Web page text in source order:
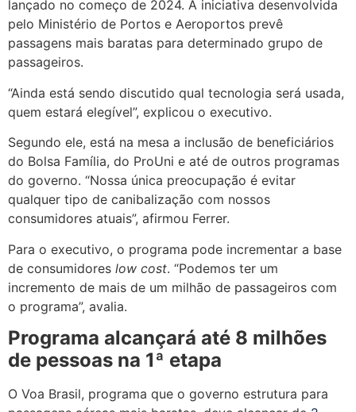
lançado no começo de 2024. A iniciativa desenvolvida
pelo Ministério de Portos e Aeroportos prevê
passagens mais baratas para determinado grupo de
passageiros.
“Ainda está sendo discutido qual tecnologia será usada,
quem estará elegível”, explicou o executivo.
Segundo ele, está na mesa a inclusão de beneficiários
do Bolsa Família, do ProUni e até de outros programas
do governo. “Nossa única preocupação é evitar
qualquer tipo de canibalização com nossos
consumidores atuais”, afirmou Ferrer.
Para o executivo, o programa pode incrementar a base
de consumidores low cost. “Podemos ter um
incremento de mais de um milhão de passageiros com
o programa”, avalia.
Programa alcançará até 8 milhões
de pessoas na 1ª etapa
O Voa Brasil, programa que o governo estrutura para